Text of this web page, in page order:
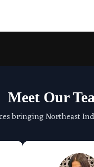
Meet Our
bringing Northeast